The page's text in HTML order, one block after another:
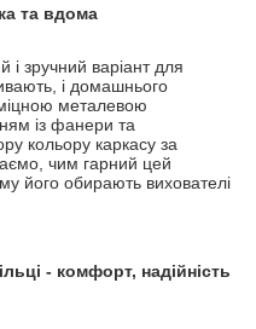
та вдома
і зручний варіант для
і домашнього
міцною металевою
із фанери та
кольору каркасу за
чим гарний цей
його обирають вихователі
- комфорт, надійність